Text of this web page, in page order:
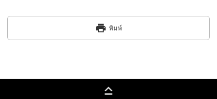
print พิมพ์
keyboard_capslock